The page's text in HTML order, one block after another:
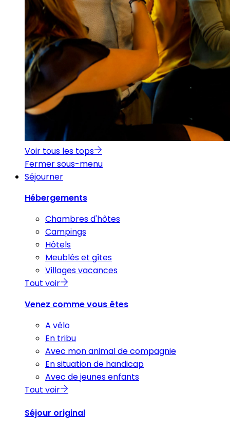
Voir tous les tops
Fermer sous-menu
Séjourner
Hébergements
Chambres d'hôtes
Campings
Hôtels
Meublés et gîtes
Villages vacances
Tout voir
Venez comme vous êtes
A vélo
En tribu
Avec mon animal de compagnie
En situation de handicap
Avec de jeunes enfants
Tout voir
Séjour original